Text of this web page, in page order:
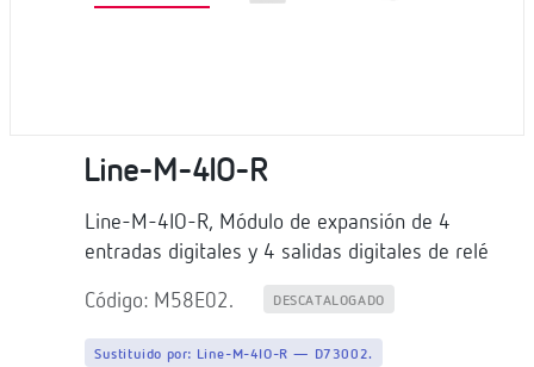
Line-M-4IO-R
Line-M-4IO-R, Módulo de expansión de 4
entradas digitales y 4 salidas digitales de relé
Código: M58E02. DESCATALOGADO
Sustituido por: Line-M-4IO-R — D73002.